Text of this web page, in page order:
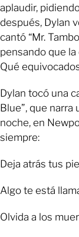
aplaudir,
después, Dylan
cantó “Mr.
pensando que
Qué
Dylan tocó una
Blue”, que narra
noche, en
siempre:
Deja atrás tus
Algo te está
Olvida a los